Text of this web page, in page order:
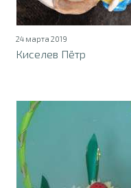
24 марта 2019
Киселев Пётр